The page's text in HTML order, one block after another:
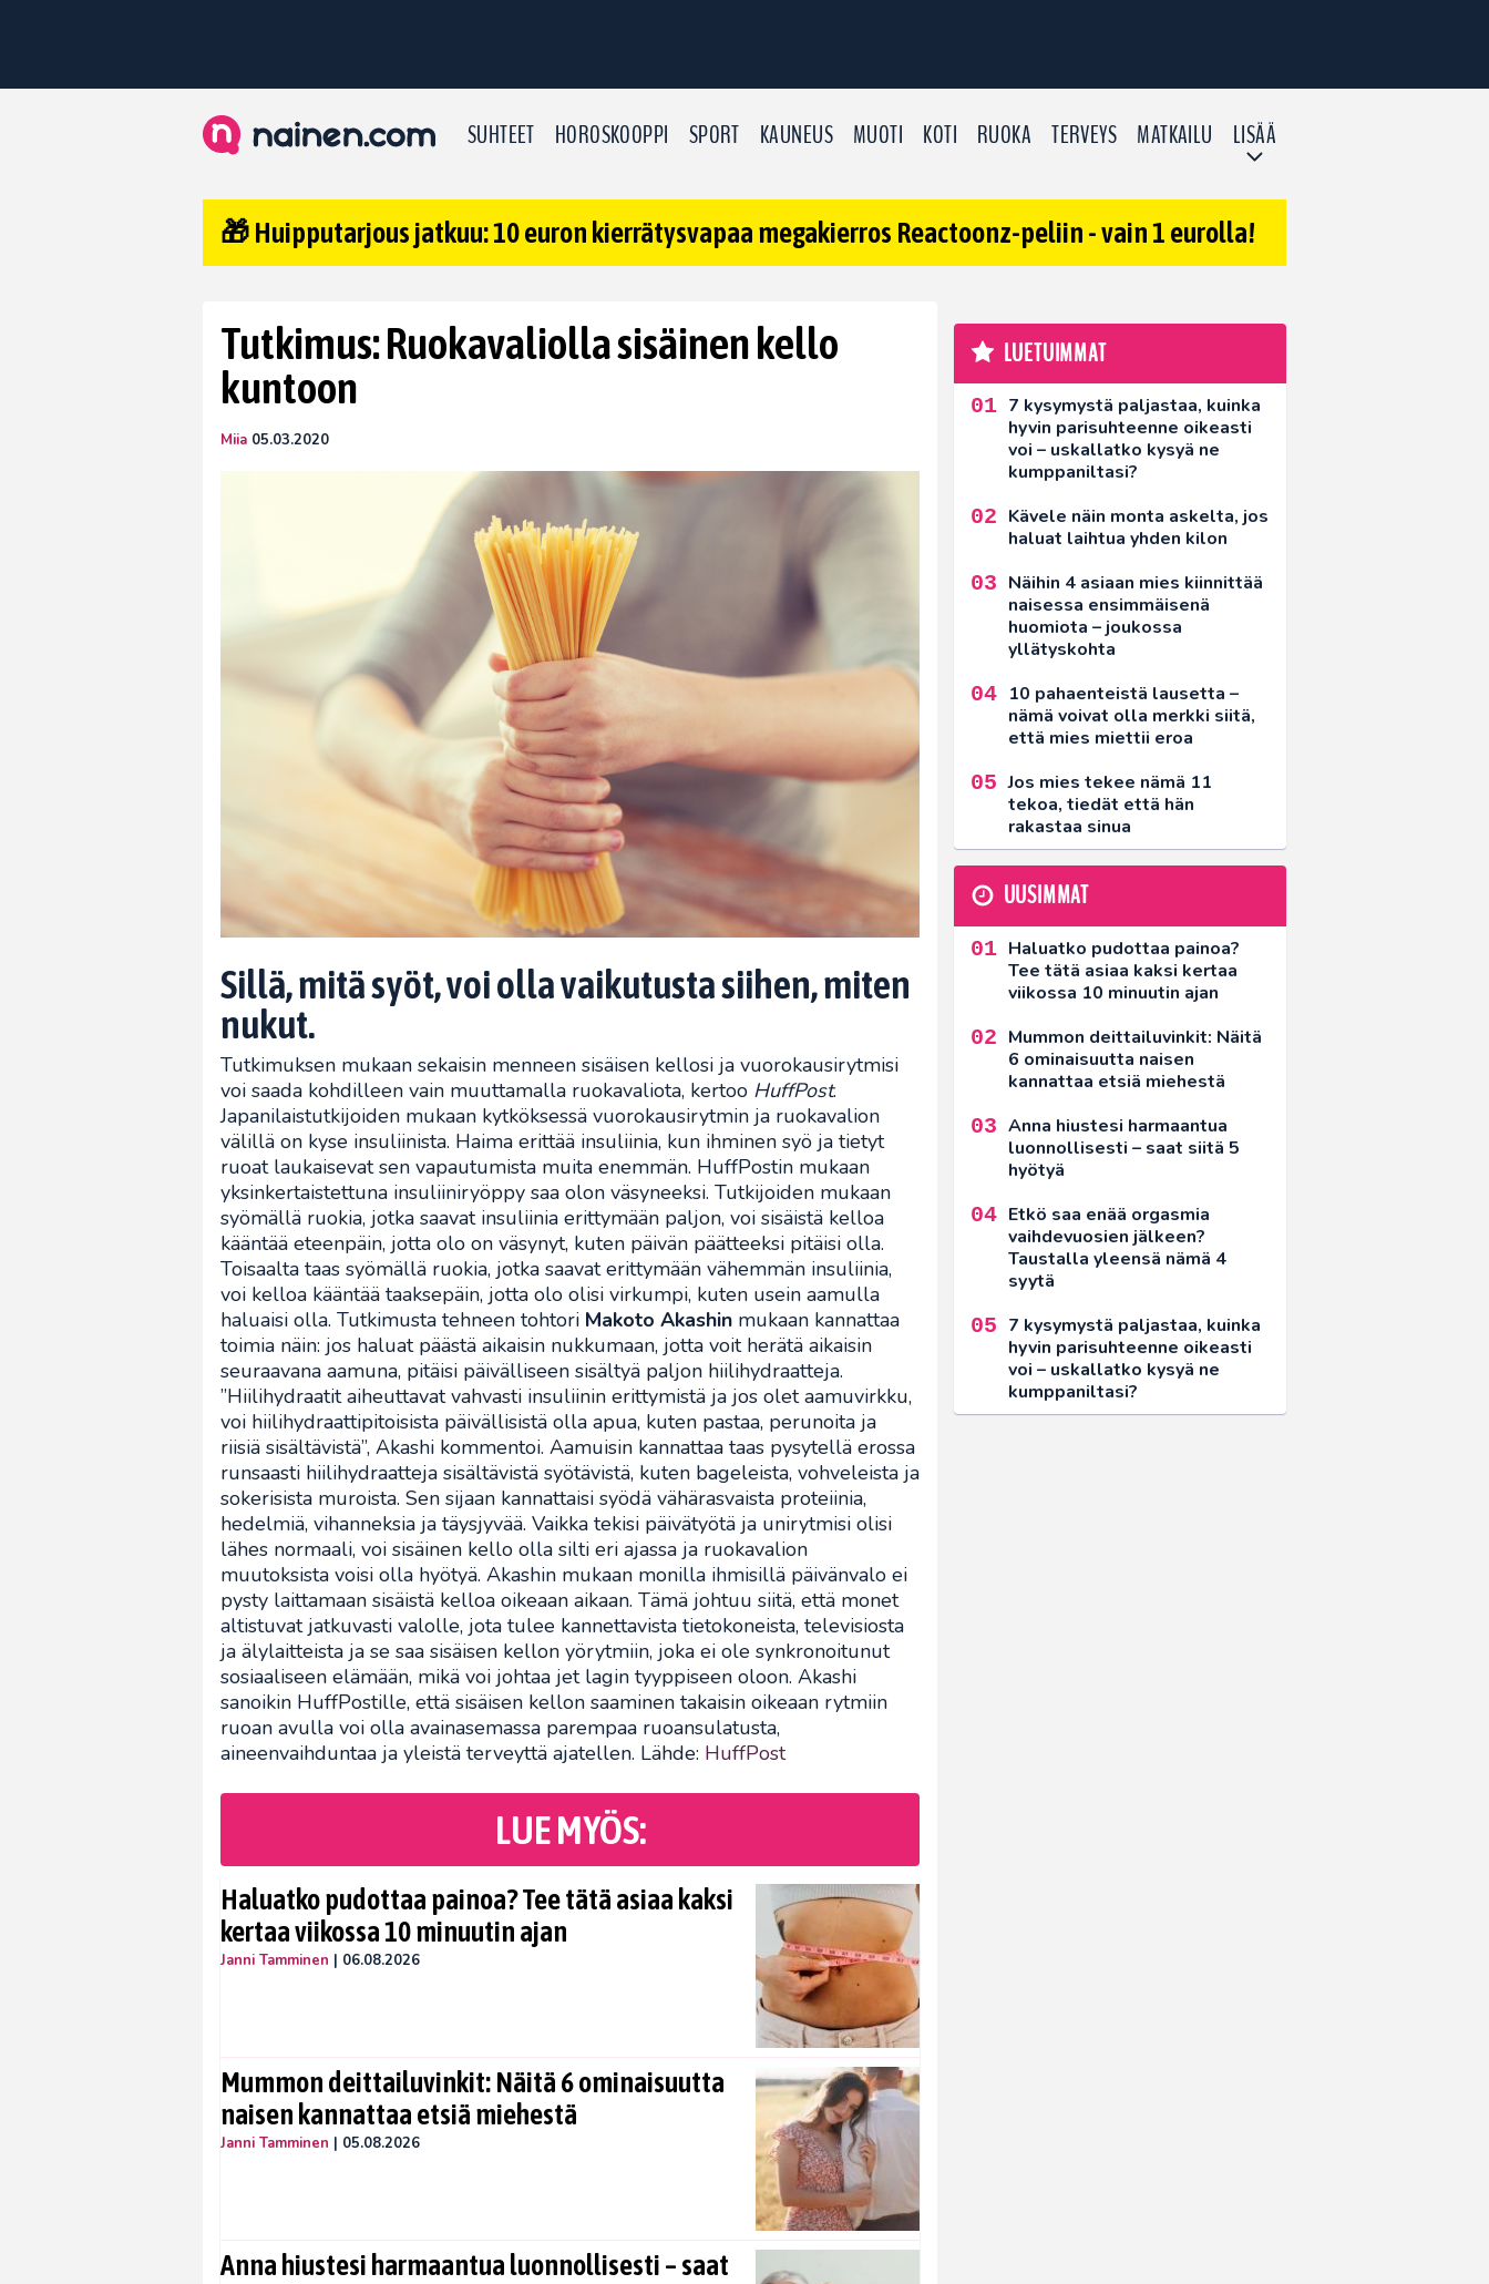
SUHTEET HOROSKOOPPI SPORT KAUNEUS MUOTI KOTI RUOKA TERVEYS MATKAILU LISÄÄ
🎁 Huipputarjous jatkuu: 10 euron kierrätysvapaa megakierros Reactoonz-peliin - vain 1 eurolla!
Tutkimus: Ruokavaliolla sisäinen kello
kuntoon
Miia 05.03.2020
Sillä, mitä syöt, voi olla vaikutusta siihen, miten
nukut.
Tutkimuksen mukaan sekaisin menneen sisäisen kellosi ja vuorokausirytmisi
voi saada kohdilleen vain muuttamalla ruokavaliota, kertoo HuffPost.
Japanilaistutkijoiden mukaan kytköksessä vuorokausirytmin ja ruokavalion
välillä on kyse insuliinista. Haima erittää insuliinia, kun ihminen syö ja tietyt
ruoat laukaisevat sen vapautumista muita enemmän. HuffPostin mukaan
yksinkertaistettuna insuliiniryöppy saa olon väsyneeksi. Tutkijoiden mukaan
syömällä ruokia, jotka saavat insuliinia erittymään paljon, voi sisäistä kelloa
kääntää eteenpäin, jotta olo on väsynyt, kuten päivän päätteeksi pitäisi olla.
Toisaalta taas syömällä ruokia, jotka saavat erittymään vähemmän insuliinia,
voi kelloa kääntää taaksepäin, jotta olo olisi virkumpi, kuten usein aamulla
haluaisi olla. Tutkimusta tehneen tohtori Makoto Akashin mukaan kannattaa
toimia näin: jos haluat päästä aikaisin nukkumaan, jotta voit herätä aikaisin
seuraavana aamuna, pitäisi päivälliseen sisältyä paljon hiilihydraatteja.
”Hiilihydraatit aiheuttavat vahvasti insuliinin erittymistä ja jos olet aamuvirkku,
voi hiilihydraattipitoisista päivällisistä olla apua, kuten pastaa, perunoita ja
riisiä sisältävistä”, Akashi kommentoi. Aamuisin kannattaa taas pysytellä erossa
runsaasti hiilihydraatteja sisältävistä syötävistä, kuten bageleista, vohveleista ja
sokerisista muroista. Sen sijaan kannattaisi syödä vähärasvaista proteiinia,
hedelmiä, vihanneksia ja täysjyvää. Vaikka tekisi päivätyötä ja unirytmisi olisi
lähes normaali, voi sisäinen kello olla silti eri ajassa ja ruokavalion
muutoksista voisi olla hyötyä. Akashin mukaan monilla ihmisillä päivänvalo ei
pysty laittamaan sisäistä kelloa oikeaan aikaan. Tämä johtuu siitä, että monet
altistuvat jatkuvasti valolle, jota tulee kannettavista tietokoneista, televisiosta
ja älylaitteista ja se saa sisäisen kellon yörytmiin, joka ei ole synkronoitunut
sosiaaliseen elämään, mikä voi johtaa jet lagin tyyppiseen oloon. Akashi
sanoikin HuffPostille, että sisäisen kellon saaminen takaisin oikeaan rytmiin
ruoan avulla voi olla avainasemassa parempaa ruoansulatusta,
aineenvaihduntaa ja yleistä terveyttä ajatellen. Lähde: HuffPost
LUE MYÖS:
Haluatko pudottaa painoa? Tee tätä asiaa kaksi
kertaa viikossa 10 minuutin ajan
Janni Tamminen | 06.08.2026
Mummon deittailuvinkit: Näitä 6 ominaisuutta
naisen kannattaa etsiä miehestä
Janni Tamminen | 05.08.2026
Anna hiustesi harmaantua luonnollisesti – saat
LUETUIMMAT
7 kysymystä paljastaa, kuinka
hyvin parisuhteenne oikeasti
voi – uskallatko kysyä ne
kumppaniltasi?
Kävele näin monta askelta, jos
haluat laihtua yhden kilon
Näihin 4 asiaan mies kiinnittää
naisessa ensimmäisenä
huomiota – joukossa
yllätyskohta
10 pahaenteistä lausetta –
nämä voivat olla merkki siitä,
että mies miettii eroa
Jos mies tekee nämä 11
tekoa, tiedät että hän
rakastaa sinua
UUSIMMAT
Haluatko pudottaa painoa?
Tee tätä asiaa kaksi kertaa
viikossa 10 minuutin ajan
Mummon deittailuvinkit: Näitä
6 ominaisuutta naisen
kannattaa etsiä miehestä
Anna hiustesi harmaantua
luonnollisesti – saat siitä 5
hyötyä
Etkö saa enää orgasmia
vaihdevuosien jälkeen?
Taustalla yleensä nämä 4
syytä
7 kysymystä paljastaa, kuinka
hyvin parisuhteenne oikeasti
voi – uskallatko kysyä ne
kumppaniltasi?